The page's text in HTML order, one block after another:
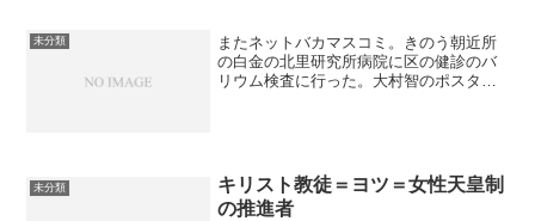
ナチ遊びだ。それに高齢者...
未分類
またネットバカマスコミ。きのう朝近所
の白金の北里研究所病院に区の健診のバ
リウム検査に行った。大村智のポスター
未分類
キリスト教徒＝ヨツ＝女性天皇制
の推進者